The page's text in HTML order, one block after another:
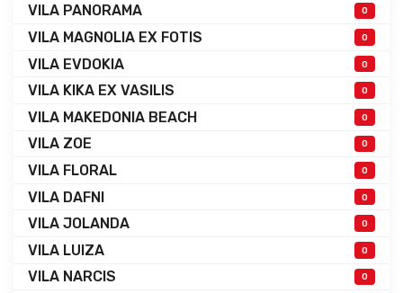
VILA PANORAMA 0
VILA MAGNOLIA EX FOTIS 0
VILA EVDOKIA 0
VILA KIKA EX VASILIS 0
VILA MAKEDONIA BEACH 0
VILA ZOE 0
VILA FLORAL 0
VILA DAFNI 0
VILA JOLANDA 0
VILA LUIZA 0
VILA NARCIS 0